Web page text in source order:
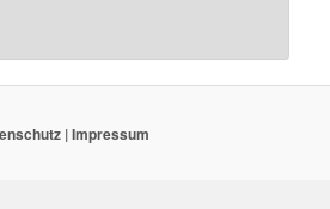
|Impressum